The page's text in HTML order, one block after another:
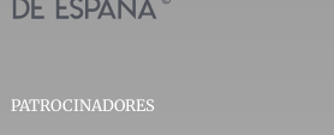
PATROCINADORES